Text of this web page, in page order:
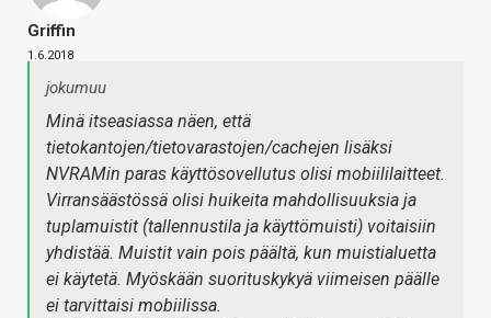
Griffin
1.6.2018
jokumuu
Minä itseasiassa näen, että
tietokantojen/tietovarastojen/cachejen lisäksi
NVRAMin paras käyttösovellutus olisi mobiililaitteet.
Virransäästössä olisi huikeita mahdollisuuksia ja
tuplamuistit (tallennustila ja käyttömuisti) voitaisiin
yhdistää. Muistit vain pois päältä, kun muistialuetta
ei käytetä. Myöskään suorituskykyä viimeisen päälle
ei tarvittaisi mobiilissa.